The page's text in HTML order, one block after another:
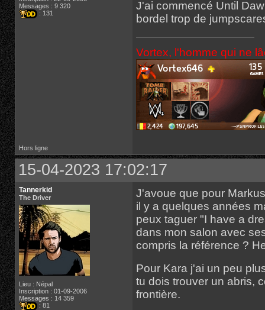
Messages : 9 320
: 131
J'ai commencé Until
bordel trop de
Vortex, l'homme qui ne
Hors ligne
15-04-2023 17:02:17
Tannerkid
The Driver
Lieu : Népal
Inscription : 01-09-2006
Messages : 14 359
: 81
J'avoue que pour
il y a quelques années
peux taguer "I have a
dans mon salon avec
compris la référence ?
Pour Kara j'ai un peu
tu dois trouver un abris,
frontière.